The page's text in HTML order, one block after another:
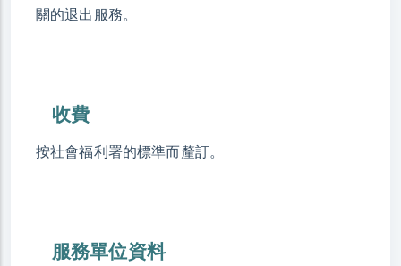
關的退出服務。
收費
按社會福利署的標準而釐訂。
服務單位資料